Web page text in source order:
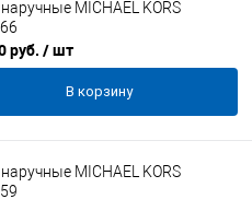
MICHAEL KORS
руб. / шт
В корзину
MICHAEL KORS